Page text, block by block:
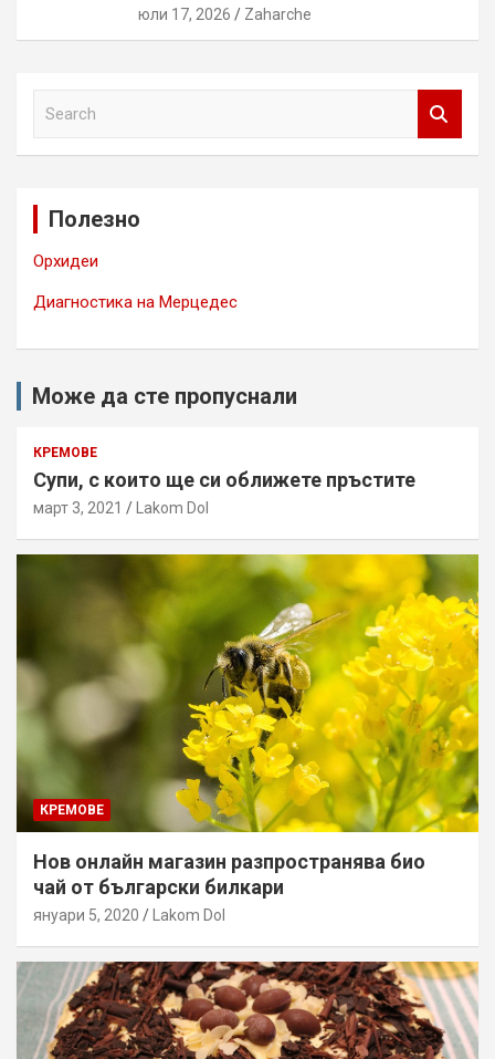
юли 17, 2026 Zaharche
Полезно
Орхидеи
Диагностика на Мерцедес
Може да сте пропуснали
КРЕМОВЕ
Супи, с които ще си оближете пръстите
март 3, 2021 Lakom Dol
КРЕМОВЕ
Нов онлайн магазин разпространява био
чай от български билкари
януари 5, 2020 Lakom Dol